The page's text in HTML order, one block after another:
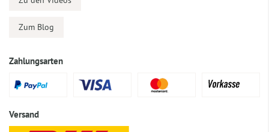
Zum Blog
Zahlungsarten
Versand